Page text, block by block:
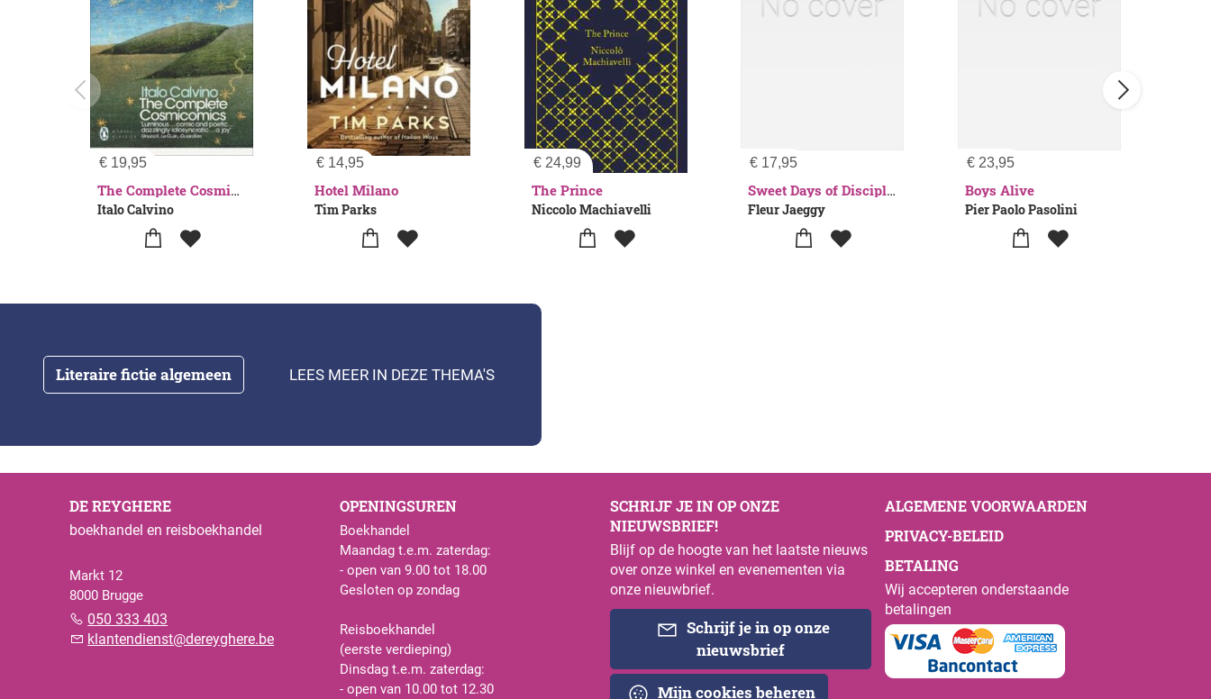
€ 19,95
The Complete Cosmicomics
Italo Calvino
€14,95
Hotel Milano
Tim Parks
€24,99
The Prince
Niccolo Machiavelli
€ 17,95
Sweet Days of Discipline
Fleur Jaeggy
€ 23,95
Boys Alive
Pier Paolo Pasolini
Literaire fictie algemeen LEES MEER IN DEZE THEMA'S
DE REYGHERE
boekhandel en reisboekhandel
Markt 12
8000 Brugge
050 333 403
klantendienst@dereyghere.be
OPENINGSUREN
Boekhandel
Maandag t.e.m. zaterdag:
- open van 9.00 tot 18.00
Gesloten op zondag
Reisboekhandel
(eerste verdieping)
Dinsdag t.e.m. zaterdag:
- open van 10.00 tot 12.30
SCHRIJF JE IN OP ONZE
NIEUWSBRIEF!
Blijf op de hoogte van het laatste nieuws
over onze winkel en evenementen via
onze nieuwbrief.
Schrijf je in op onze
nieuwsbrief
Mijn cookies beheren
ALGEMENE VOORWAARDEN
PRIVACY-BELEID
BETALING
Wij accepteren onderstaande
betalingen